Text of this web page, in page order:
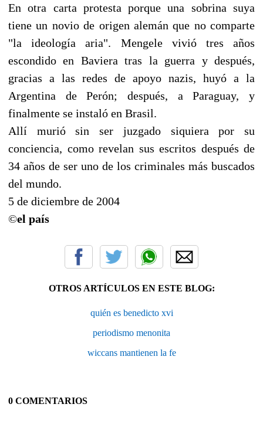
En otra carta protesta porque una sobrina suya
tiene un novio de origen alemán que no comparte
"la ideología aria". Mengele vivió tres años
escondido en Baviera tras la guerra y después,
gracias a las redes de apoyo nazis, huyó a la
Argentina de Perón; después, a Paraguay, y
finalmente se instaló en Brasil.
Allí murió sin ser juzgado siquiera por su
conciencia, como revelan sus escritos después de
34 años de ser uno de los criminales más buscados
del mundo.
5 de diciembre de 2004
©el país
OTROS ARTÍCULOS EN ESTE BLOG:
quién es benedicto xvi
periodismo menonita
wiccans mantienen la fe
0 COMENTARIOS